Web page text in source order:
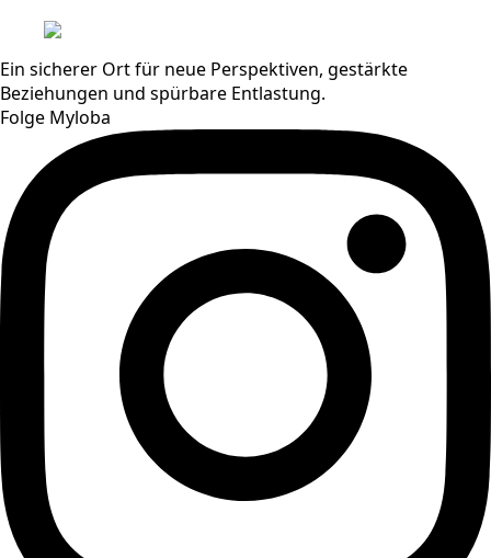
Ein sicherer Ort für neue Perspektiven, gestärkte
Beziehungen und spürbare Entlastung.
Folge Myloba